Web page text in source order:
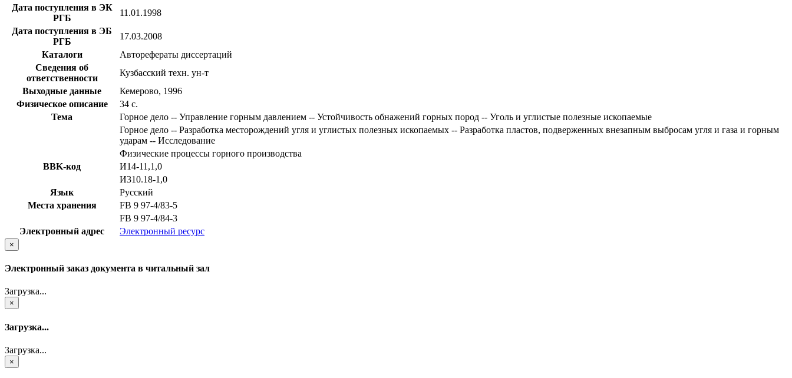
Дата поступления в ЭК
РГБ
11.01.1998
Дата поступления в ЭБ
РГБ
17.03.2008
Каталоги
Авторефераты диссертаций
Сведения об
ответственности
Кузбасский техн. ун-т
Выходные данные
Кемерово, 1996
Физическое описание
34 с.
Тема
Горное дело -- Управление горным давлением -- Устойчивость обнажений горных пород -- Уголь и углистые полезные ископаемые
Горное дело -- Разработка месторождений угля и углистых полезных ископаемых -- Разработка пластов, подверженных внезапным выбросам угля и газа и горным
ударам -- Исследование
Физические процессы горного производства
BBK-код
И14-11,1,0
И310.18-1,0
Язык
Русский
Места хранения
FB 9 97-4/83-5
FB 9 97-4/84-3
Электронный адрес
Электронный ресурс
×
Электронный заказ документа в читальный зал
Загрузка...
×
Загрузка...
Загрузка...
×